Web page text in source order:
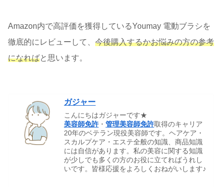
Amazon内で高評価を獲得しているYoumay 電動ブラシを
徹底的にレビューして、 今後購入するかお悩みの方の参考
になればと思います。
ガジャー
こんにちはガジャーです★
美容師免許 ・管理美容師免許取得のキャリア
20年のベテラン現役美容師です。ヘアケア・
スカルプケア・エステ全般の知識、商品知識
には自信があります。私の美容に関する知識
が少しでも多くの方のお役に立てればうれし
いです。皆様応援をよろしくおねがいします♪